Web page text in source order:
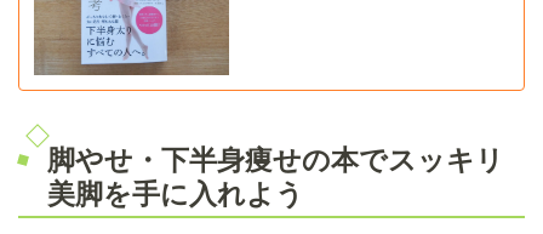
脚やせ・下半身痩せの本でスッキリ
美脚を手に入れよう